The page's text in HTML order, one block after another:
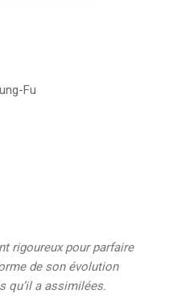
Fu
rigoureux pour parfaire
de son évolution
qu’il a assimilées.